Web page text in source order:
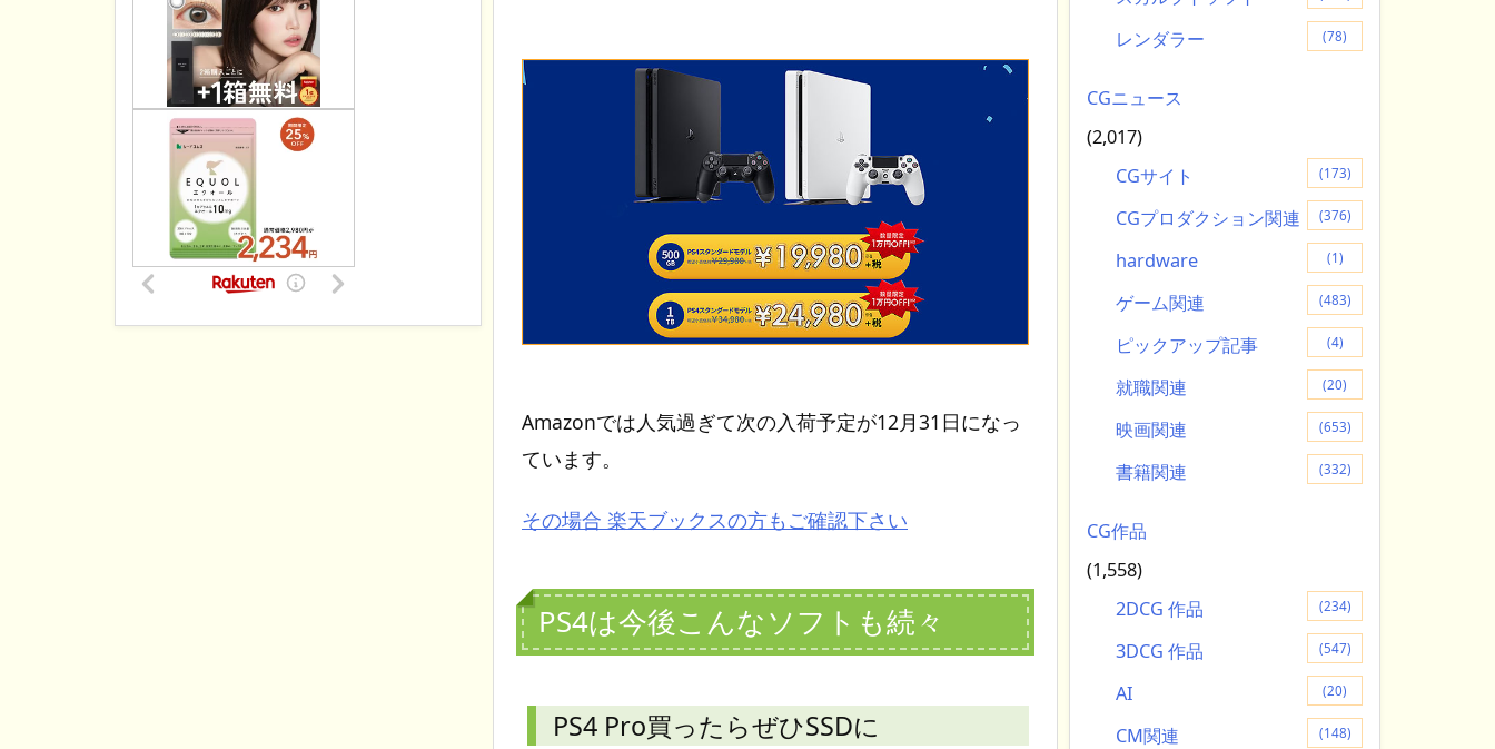
Amazonでは人気過ぎて次の入荷予定が12月31日になっ
ています。
その場合 楽天ブックスの方もご確認下さい
PS4は今後こんなソフトも続々
PS4 Pro買ったらぜひSSDに
レンダラー (78)
CGニュース
(2,017)
CGサイト
(173)
CGプロダクション関連 (376)
hardware (1)
ゲーム関連 (483)
ピックアップ記事 (4)
就職関連 (20)
映画関連 (653)
書籍関連 (332)
CG作品
(1,558)
2DCG 作品
(234)
3DCG 作品 (547)
AI (20)
CM関連 (148)